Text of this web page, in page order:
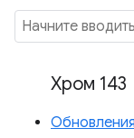
Хром 143